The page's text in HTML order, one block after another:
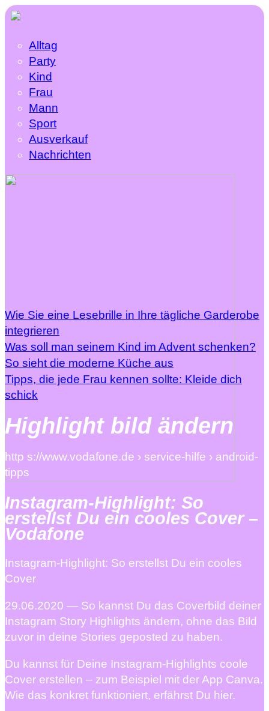
Alltag
Party
Kind
Frau
Mann
Sport
Ausverkauf
Nachrichten
Wie Sie eine Lesebrille in Ihre tägliche Garderobe
integrieren
Was soll man seinem Kind im Advent schenken?
So sieht die moderne Küche aus
Tipps, die jede Frau kennen sollte: Kleide dich
schick
Highlight bild ändern
http s://www.vodafone.de › service-hilfe › android-
tipps
Instagram-Highlight: So
erstellst Du ein cooles Cover –
Vodafone
Instagram-Highlight: So erstellst Du ein cooles
Cover
29.06.2020 — So kannst Du das Coverbild deiner
Instagram Story Highlights ändern, ohne das Bild
zuvor in deine Stories geposted zu haben.
Du kannst für Deine Instagram-Highlights coole
Cover erstellen – zum Beispiel mit der App Canva.
Wie das konkret funktioniert, erfährst Du hier.